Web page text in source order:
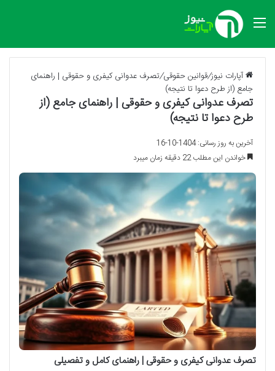
منو
آپارات نیوز/قوانین حقوقی/تصرف عدوانی کیفری و حقوقی | راهنمای
جامع (از طرح دعوا تا نتیجه)
تصرف عدوانی کیفری و حقوقی | راهنمای جامع (از
طرح دعوا تا نتیجه)
آخرین به روز رسانی: 1404-10-16
خواندن این مطلب 22 دقیقه زمان میبرد
تصرف عدوانی کیفری و حقوقی | راهنمای کامل و تفصیلی